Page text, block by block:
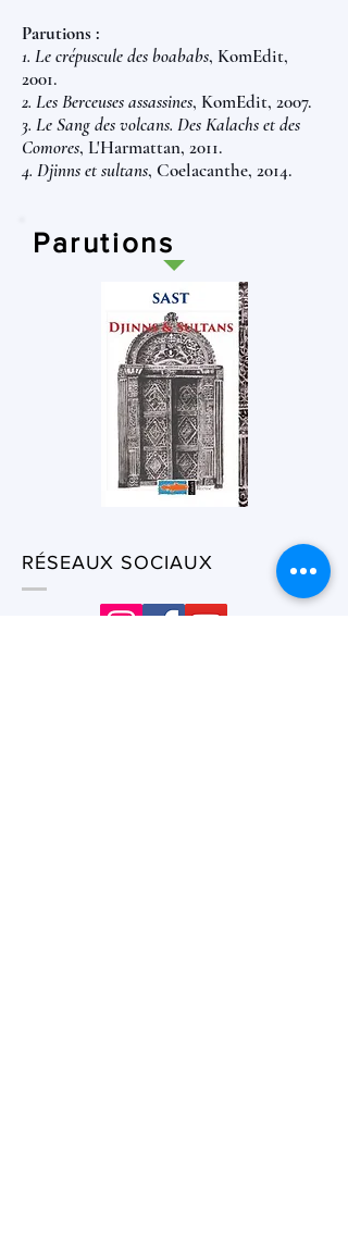
Parutions :
1. Le crépuscule des boababs, KomEdit,
2001.
2. Les Berceuses assassines, KomEdit, 2007.
3. Le Sang des volcans. Des Kalachs et des
Comores, L'Harmattan, 2011.
4. Djinns et sultans, Coelacanthe, 2014.
Parutions
RÉSEAUX SOCIAUX